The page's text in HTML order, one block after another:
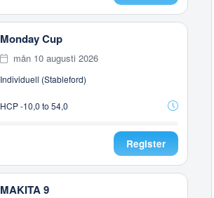
Monday Cup
mån 10 augusti 2026
Individuell (Stableford)
HCP -10,0 to 54,0
Register
MAKITA 9